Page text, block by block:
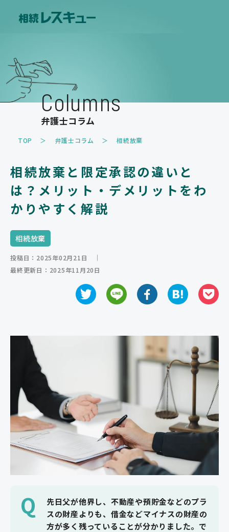
解決事例
遺産分割のトラブル 遺留分のトラブル
相続放棄 相続税・事業承
家族信託・遺言書作成
弁護士紹介
アクセス
お問い合わせ
Columns
弁護士コラム
TOP 弁護士コラム 相続放棄
相続放棄と限定承認の違いと
は？メリット・デメリットをわ
かりやすく解説
相続放棄
投稿日：2025年02月21日
｜
最終更新日：2025年11月20日
Q
先日父が他界し、不動産や預貯金などのプラ
スの財産よりも、借金などマイナスの財産の
方が多く残っていることが分かりました。で